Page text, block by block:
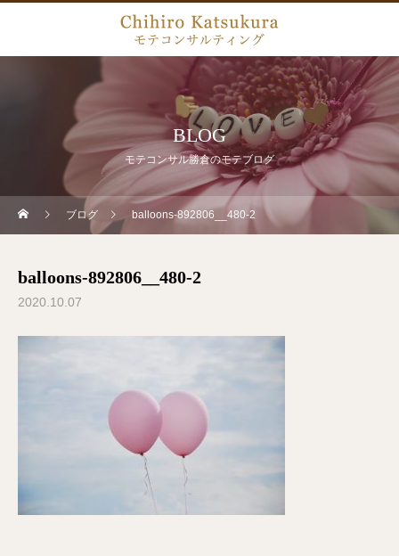
BLOG
モテコンサル勝倉のモテブログ
ブログ balloons-892806__480-2
balloons-892806__480-2
2020.10.07